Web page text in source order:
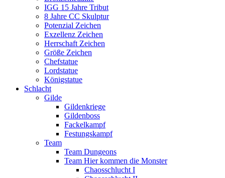
IGG 15 Jahre Tribut
8 Jahre CC Skulptur
Potenzial Zeichen
Exzellenz Zeichen
Herrschaft Zeichen
Größe Zeichen
Chefstatue
Lordstatue
Königstatue
Schlacht
Gilde
Gildenkriege
Gildenboss
Fackelkampf
Festungskampf
Team
Team Dungeons
Team Hier kommen die Monster
Chaosschlucht I